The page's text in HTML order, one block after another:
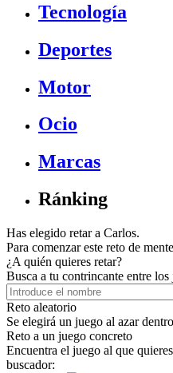
Tecnología
Deportes
Motor
Ocio
Marcas
Ránking
Has elegido retar a Carlos.
Para comenzar este reto de
¿A quién quieres retar?
Busca a tu contrincante entre
Reto aleatorio
Se elegirá un juego al azar
Reto a un juego concreto
Encuentra el juego al que
buscador: